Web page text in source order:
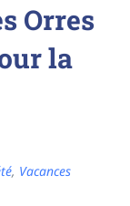
Orres
la
, Vacances